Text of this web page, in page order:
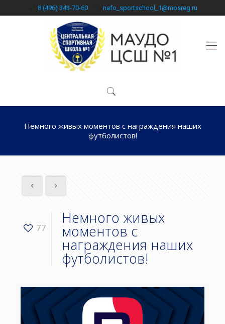
8 (496) 343-70-60 nafo_sportschool_1@mosreg.ru
Немного живых моментов с награждения наших
футболистов!
77
Немного живых
моментов с
награждения наших
футболистов!